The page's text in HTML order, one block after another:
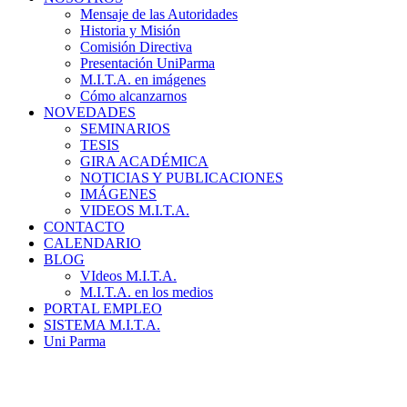
Mensaje de las Autoridades
Historia y Misión
Comisión Directiva
Presentación UniParma
M.I.T.A. en imágenes
Cómo alcanzarnos
NOVEDADES
SEMINARIOS
TESIS
GIRA ACADÉMICA
NOTICIAS Y PUBLICACIONES
IMÁGENES
VIDEOS M.I.T.A.
CONTACTO
CALENDARIO
BLOG
VIdeos M.I.T.A.
M.I.T.A. en los medios
PORTAL EMPLEO
SISTEMA M.I.T.A.
Uni Parma